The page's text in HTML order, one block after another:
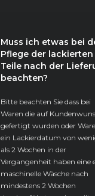
Muss ich etwas bei
Pflege der lackierten
Teile nach der
beachten?
Bitte beachten Sie dass bei
Waren die auf
gefertigt wurden oder
ein Lackierdatum von
als 2 Wochen in der
Vergangenheit haben eine
maschinelle Wäsche nach
mindestens 2 Wochen